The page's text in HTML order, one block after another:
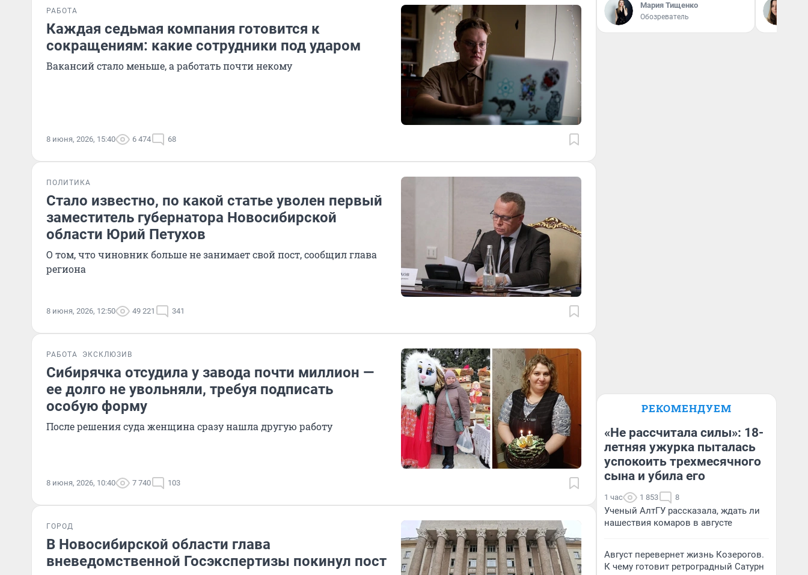
РАБОТА
Каждая седьмая компания готовится к
сокращениям: какие сотрудники под ударом
Вакансий стало меньше, а работать почти некому
8 июня, 2026, 15:40 6 474 68
ПОЛИТИКА
Стало известно, по какой статье уволен первый
заместитель губернатора Новосибирской
области Юрий Петухов
О том, что чиновник больше не занимает свой пост, сообщил глава
региона
8 июня, 2026, 12:50 49 221 341
РАБОТА ЭКСКЛЮЗИВ
Сибирячка отсудила у завода почти миллион —
ее долго не увольняли, требуя подписать
особую форму
После решения суда женщина сразу нашла другую работу
8 июня, 2026, 10:40 7 740 103
ГОРОД
В Новосибирской области глава
вневедомственной Госэкспертизы покинул пост
Мария Тищенко
Обозреватель
РЕКОМЕНДУЕМ
«Не рассчитала силы»: 18-
летняя ужурка пыталась
успокоить трехмесячного
сына и убила его
1 час 1 853 8
Ученый АлтГУ рассказала, ждать ли
нашествия комаров в августе
Август перевернет жизнь Козерогов.
К чему готовит ретроградный Сатурн